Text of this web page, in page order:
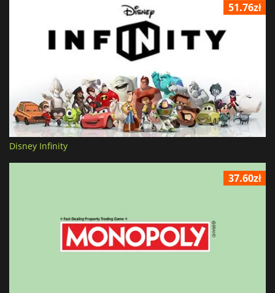
51.76zł
Disney Infinity
37.60zł